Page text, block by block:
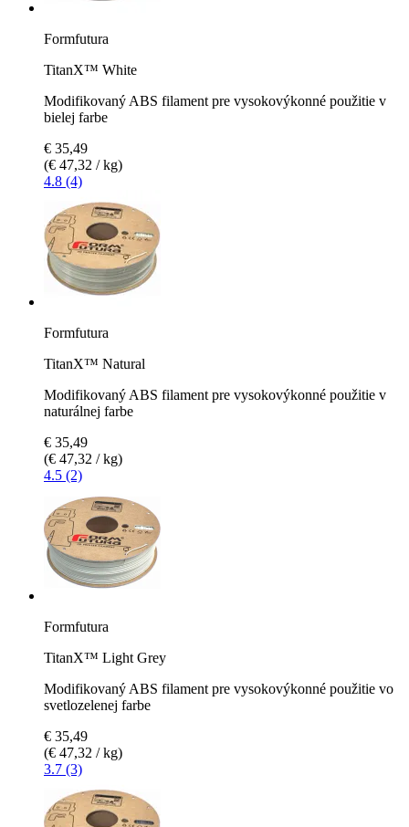
Formfutura
TitanX™ White
Modifikovaný ABS filament pre vysokovýkonné použitie v
bielej farbe
€ 35,49
(€ 47,32 / kg)
4.8 (4)
Formfutura
TitanX™ Natural
Modifikovaný ABS filament pre vysokovýkonné použitie v
naturálnej farbe
€ 35,49
(€ 47,32 / kg)
4.5 (2)
Formfutura
TitanX™ Light Grey
Modifikovaný ABS filament pre vysokovýkonné použitie vo
svetlozelenej farbe
€ 35,49
(€ 47,32 / kg)
3.7 (3)